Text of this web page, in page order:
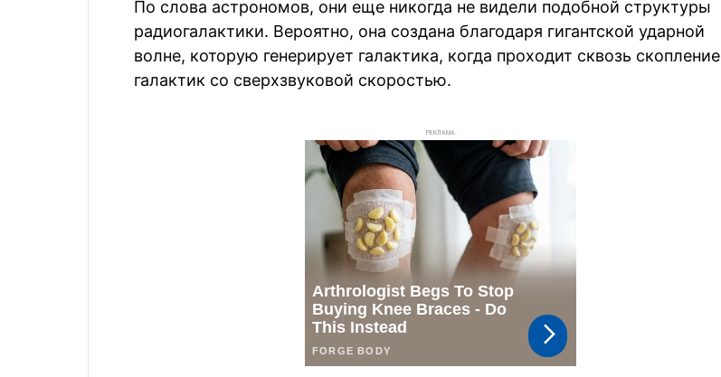
По слова астрономов, они еще никогда не видели подобной структуры
радиогалактики. Вероятно, она создана благодаря гигантской ударной
волне, которую генерирует галактика, когда проходит сквозь скопление
галактик со сверхзвуковой скоростью.
РЕКЛАМА